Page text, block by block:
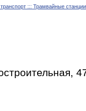
::: Трамвайные станции